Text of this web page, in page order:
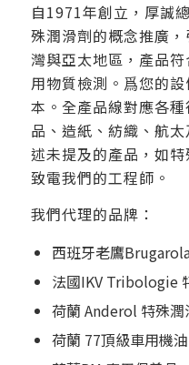
自1971年創立，厚誠
殊潤滑劑的概念推廣
灣與亞太地區，產品
用物質檢測。爲您的
本。全產品線對應各
品、造紙、紡織、航
述未提及的產品，如
致電我們的工程師。
我們代理的品牌：
西班牙老鷹
法國IKV Tribologie
荷蘭 Anderol 特殊潤
荷蘭 77頂級車用機油